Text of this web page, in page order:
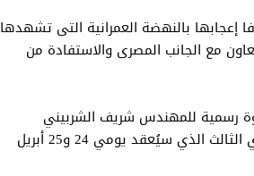
إعجابها بالنهضة العمرانية التى تشهدها
مع الجانب المصرى والاستفادة من
رسمية للمهندس شريف الشربيني
للمشاركة في منتدى أجندة المدن الذكية السنوي الثالث الذي سيُعقد يومي 24 و25 أبريل